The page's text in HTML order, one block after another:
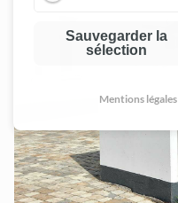
Sauvegarder la
sélection
Mentions légales